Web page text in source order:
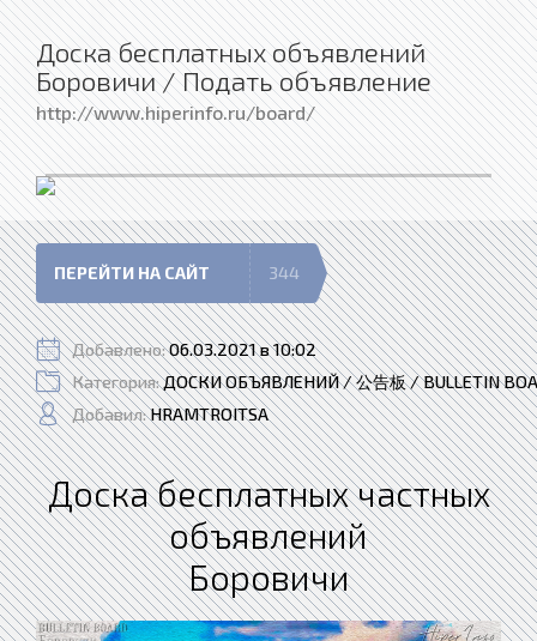
Доска бесплатных объявлений
Боровичи / Подать объявление
http://www.hiperinfo.ru/board/
ПЕРЕЙТИ НА САЙТ 344
Добавлено:06.03.2021 в 10:02
Категория:ДОСКИ ОБЪЯВЛЕНИЙ / 公告板 / BULLETIN
Добавил:HRAMTROITSA
Доска бесплатных частных
объявлений
Боровичи